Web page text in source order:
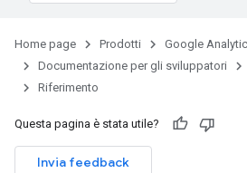
Home page Prodotti
Google
Documentazione per gli sviluppatori
Riferimento
Questa pagina è stata utile?
Invia feedback